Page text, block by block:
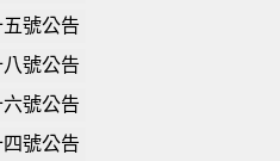
號公告
號公告
號公告
號公告